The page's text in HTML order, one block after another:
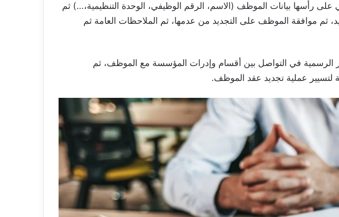
رأسها بيانات الموظف (الاسم، الرقم الوظيفي، الوحدة التنظيمية،…) ثم
ثم موافقة الموظف على التجديد من عدمها، ثم الملاحظات العامة ثم
في التواصل بين أقسام وإدرات المؤسسة مع الموظف، ثم
لتسيير عملية تجديد عقد الموظف.